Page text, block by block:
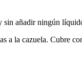
sin añadir ningún
a la cazuela. Cubre